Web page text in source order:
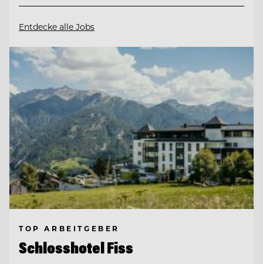
Entdecke alle Jobs
TOP ARBEITGEBER
Schlosshotel Fiss